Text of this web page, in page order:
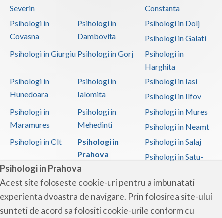
Psihologi in Prahova
Acest site foloseste cookie-uri pentru a imbunatati
experienta dvoastra de navigare. Prin folosirea site-ului
sunteti de acord sa folositi cookie-urile conform cu
Severin
Constanta
Psihologi in
Covasna
Psihologi in
Dambovita
Psihologi in Dolj
Psihologi in Galati
Psihologi in Giurgiu Psihologi in Gorj
Psihologi in
Harghita
Psihologi in
Hunedoara
Psihologi in
Ialomita
Psihologi in Iasi
Psihologi in Ilfov
Psihologi in
Maramures
Psihologi in
Mehedinti
Psihologi in Mures
Psihologi in Neamt
Psihologi in Olt
Psihologi in
Prahova
Psihologi in Salaj
Psihologi in Satu-
Psihologi in Sibiu
Psihologi in
Suceava
Psihologi in
Teleorman
Psihologi in Timis
Psihologi in Tulcea Psihologi in Valcea